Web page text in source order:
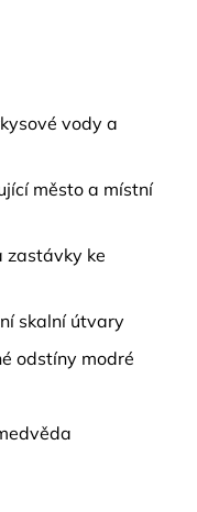
vody a
město a místní
zastávky ke
skalní útvary
odstíny modré